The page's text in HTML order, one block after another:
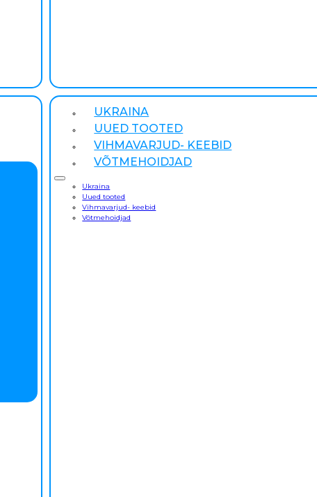
UKRAINA
UUED TOOTED
VIHMAVARJUD- KEEBID
VÕTMEHOIDJAD
Ukraina
Uued tooted
Vihmavarjud- keebid
Võtmehoidjad